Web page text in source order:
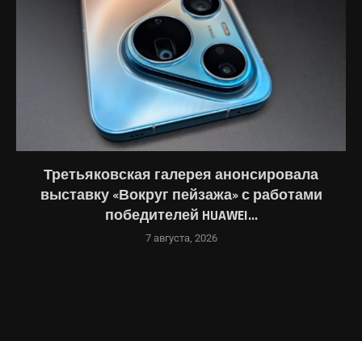
Третьяковская галерея анонсировала
выставку «Вокруг пейзажа» с работами
победителей HUAWEI...
7 августа, 2026